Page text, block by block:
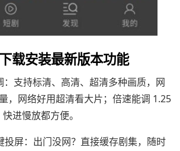
载安装最新版本功能
：支持标清、高清、超清多种画质，网
，网络好用超清看大片；倍速能调 1.25
进慢放都方便。
投屏：出门没网？直接缓存剧集，随时